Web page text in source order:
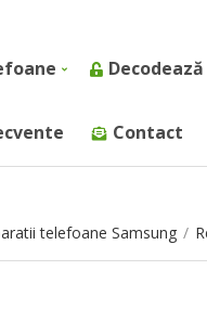
Contact
telefoane Samsung /